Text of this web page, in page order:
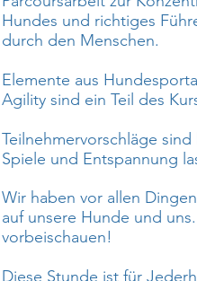
Hundes und richtiges
durch den Menschen.
Elemente aus
Agility sind ein Teil des
Teilnehmervorschläge
Spiele und Entspannung
Wir haben vor allen
auf unsere Hunde und
vorbeischauen!
Diese Stunde ist für